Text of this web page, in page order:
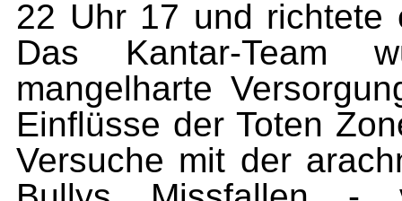
22 Uhr 17 und richtete
Das Kantar-Team
mangelharte
Einflüsse der Toten
Versuche mit der